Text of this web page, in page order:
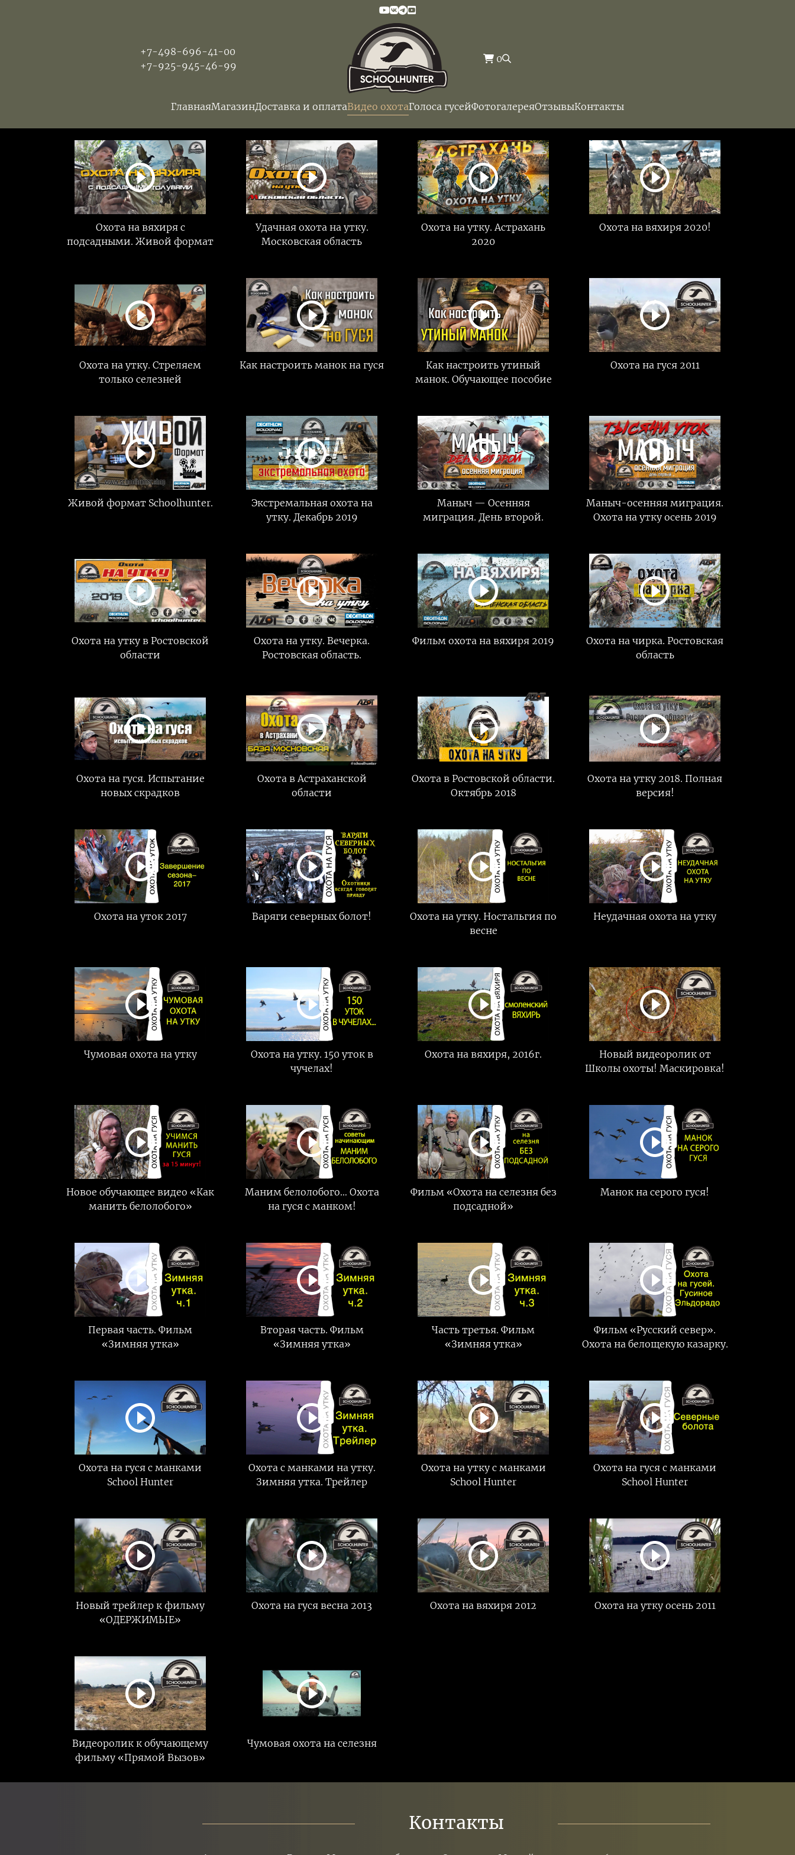
+7-498-696-41-00
+7-925-945-46-99
0
ГлавнаяМагазинДоставка и оплатаВидео охотаГолоса гусейФотогалереяОтзывыКонтакты
Охота на вяхиря с
подсадными. Живой формат
Удачная охота на утку.
Московская область
Охота на утку. Астрахань
2020
Охота на вяхиря 2020!
Охота на утку. Стреляем
только селезней
Как настроить манок на гуся
Как настроить утиный
манок. Обучающее пособие
Охота на гуся 2011
Живой формат Schoolhunter.
Экстремальная охота на
утку. Декабрь 2019
Маныч — Осенняя
миграция. День второй.
Маныч-осенняя миграция.
Охота на утку осень 2019
Охота на утку в Ростовской
области
Охота на утку. Вечерка.
Ростовская область.
Фильм охота на вяхиря 2019
Охота на чирка. Ростовская
область
Охота на гуся. Испытание
новых скрадков
Охота в Астраханской
области
Охота в Ростовской области.
Октябрь 2018
Охота на утку 2018. Полная
версия!
Охота на уток 2017 Варяги северных болот!
Охота на утку. Ностальгия по
весне
Неудачная охота на утку
Чумовая охота на утку
Охота на утку. 150 уток в
чучелах!
Охота на вяхиря, 2016г.
Новый видеоролик от
Школы охоты! Маскировка!
Новое обучающее видео «Как
манить белолобого»
Маним белолобого… Охота
на гуся с манком!
Фильм «Охота на селезня без
подсадной»
Манок на серого гуся!
Первая часть. Фильм
«Зимняя утка»
Вторая часть. Фильм
«Зимняя утка»
Часть третья. Фильм
«Зимняя утка»
Фильм «Русский север».
Охота на белощекую казарку.
Охота на гуся с манками
School Hunter
Охота с манками на утку.
Зимняя утка. Трейлер
Охота на утку с манками
School Hunter
Охота на гуся с манками
School Hunter
Новый трейлер к фильму
«ОДЕРЖИМЫЕ»
Охота на гуся весна 2013 Охота на вяхиря 2012 Охота на утку осень 2011
Видеоролик к обучающему
фильму «Прямой Вызов»
Чумовая охота на селезня
Контакты